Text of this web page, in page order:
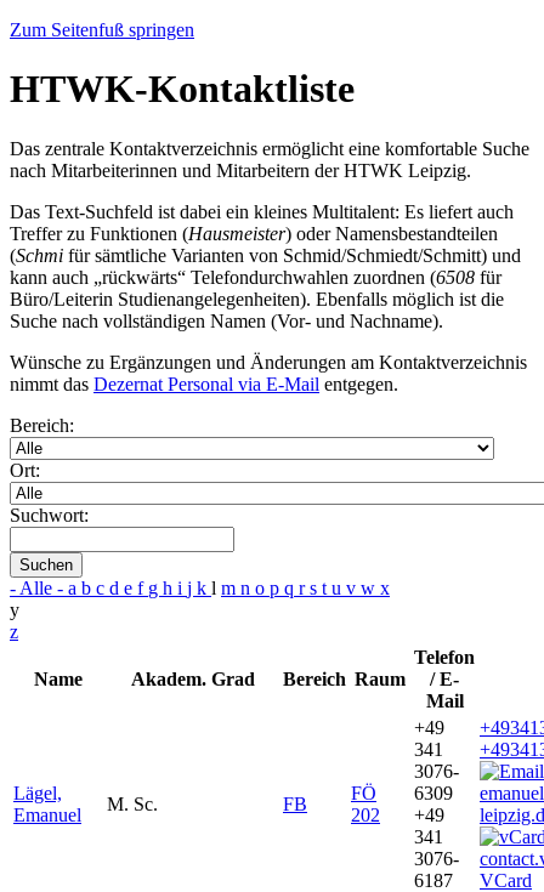
Zum Seitenfuß springen
HTWK-Kontaktliste
Das zentrale Kontaktverzeichnis ermöglicht eine komfortable Suche
nach Mitarbeiterinnen und Mitarbeitern der HTWK Leipzig.
Das Text-Suchfeld ist dabei ein kleines Multitalent: Es liefert auch
Treffer zu Funktionen (Hausmeister) oder Namensbestandteilen
(Schmi für sämtliche Varianten von Schmid/Schmiedt/Schmitt) und
kann auch „rückwärts“ Telefondurchwahlen zuordnen (6508 für
Büro/Leiterin Studienangelegenheiten). Ebenfalls möglich ist die
Suche nach vollständigen Namen (Vor- und Nachname).
Wünsche zu Ergänzungen und Änderungen am Kontaktverzeichnis
nimmt das Dezernat Personal via E-Mail entgegen.
Bereich:
Ort:
Suchwort:
Suchen
- Alle - a b c d e f g h i j k l m n o p q rs t u v w x
y
z
Name Akadem. Grad Bereich Raum
Telefon
/ E-
Mail
Lägel,
Emanuel
M. Sc. FB
FÖ
202
+49
341
3076-
6309
+49
341
3076-
6187
VCard